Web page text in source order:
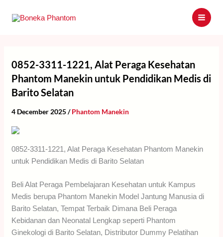
0852-3311-1221, Alat Peraga Kesehatan
Phantom Manekin untuk Pendidikan Medis di
Barito Selatan
4 December 2025/Phantom Manekin
0852-3311-1221, Alat Peraga Kesehatan Phantom Manekin
untuk Pendidikan Medis di Barito Selatan
Beli Alat Peraga Pembelajaran Kesehatan untuk Kampus
Medis berupa Phantom Manekin Model Jantung Manusia di
Barito Selatan, Tempat Terbaik Dimana Beli Peraga
Kebidanan dan Neonatal Lengkap seperti Phantom
Ginekologi di Barito Selatan, Distributor Dummy Pelatihan